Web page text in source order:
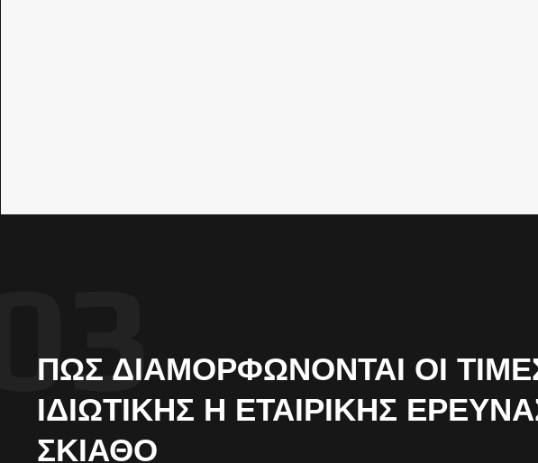
ΠΏΣ ΔΙΑΜΟΡΦΏΝΟΝΤΑΙ ΟΙ
ΙΔΙΩΤΙΚΉΣ Η ΕΤΑΙΡΙΚΉΣ
ΣΚΙΆΘΟ